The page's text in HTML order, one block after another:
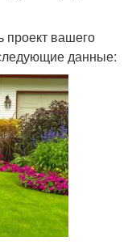
проект вашего
данные: